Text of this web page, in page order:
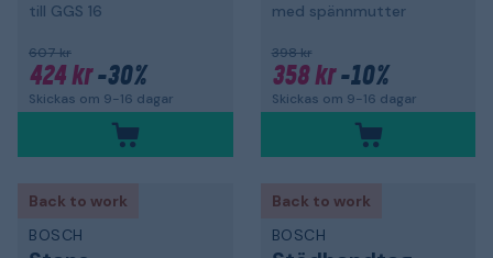
till GGS 16
607 kr
424 kr-30%
Skickas om 9-16 dagar
med spännmutter
398 kr
358 kr-10%
Skickas om 9-16 dagar
Back to work
BOSCH
Back to work
BOSCH